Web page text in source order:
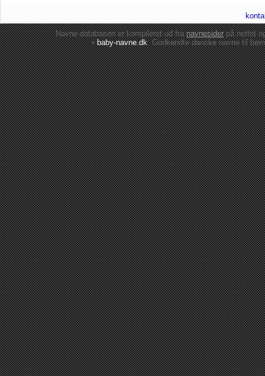
Navne-databasen er kompileret ud franavnesiderpå nettet
•baby-navne.dk: Godkendte danskenavne til børn